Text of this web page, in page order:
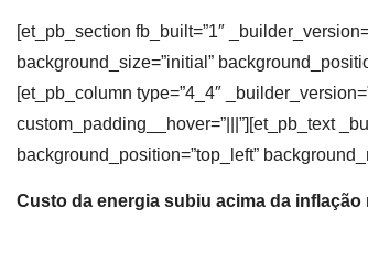
[et_pb_section fb_built=”1″
background_size=”initial”
[et_pb_column type=”4_4″
custom_padding__hover=”|||”][et_pb_text
background_position=”top_left”
Custo da energia subiu acima da